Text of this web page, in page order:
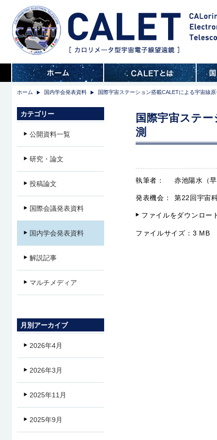
ホーム 国内学会発表資料 国際宇宙ステーション搭載CALETによる宇宙線
国際宇宙ステ
測
執筆者： 赤池陽水（
発表機会： 第22回宇宙
ファイルをダウンロー
ファイルサイズ： 3 MB
カテゴリー
公開資料一覧
研究・論文
投稿論文
国際会議発表資料
国内学会発表資料
解説記事
マルチメディア
月別アーカイブ
2026年4月
2026年3月
2025年11月
2025年9月